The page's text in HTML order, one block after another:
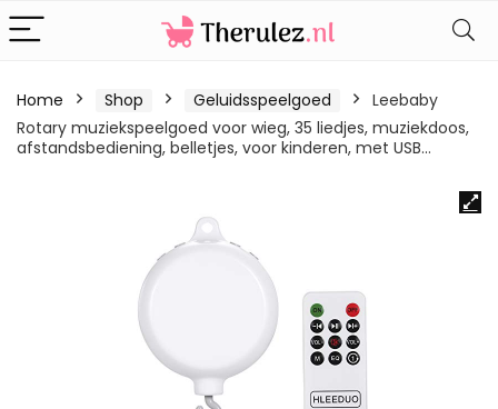
Home Shop Geluidsspeelgoed
Leebaby
Rotary muziekspeelgoed voor wieg, 35 liedjes, muziekdoos,
afstandsbediening, belletjes, voor kinderen, met USB…